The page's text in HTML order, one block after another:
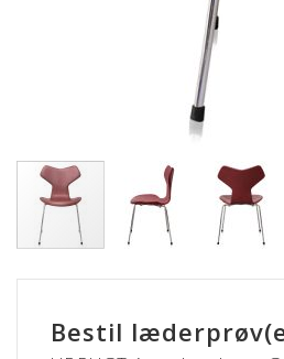
til
Bestil